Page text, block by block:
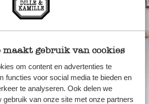
maakt gebruik van cookies
om content en advertenties te
functies voor social media te bieden en
te analyseren. Ook delen we
gebruik van onze site met onze partners